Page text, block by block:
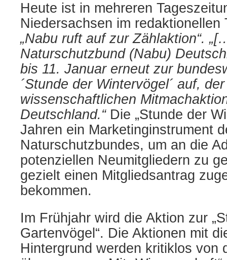
Heute ist in mehreren
Niedersachsen im redaktionellen
„Nabu ruft auf zur Zählaktion“.
Naturschutzbund (Nabu)
bis 11. Januar erneut zur
´Stunde der Wintervögel´ auf,
wissenschaftlichen
Deutschland.“ Die „Stunde der
Jahren ein Marketinginstrument
Naturschutzbundes, um an die
potenziellen Neumitgliedern zu
gezielt einen Mitgliedsantrag
bekommen.
Im Frühjahr wird die Aktion zur
Gartenvögel“. Die Aktionen mit
Hintergrund werden kritiklos von